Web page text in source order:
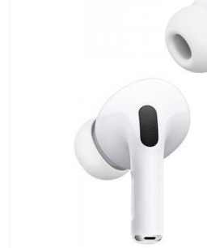
notebooky,
mobilní
telefony,